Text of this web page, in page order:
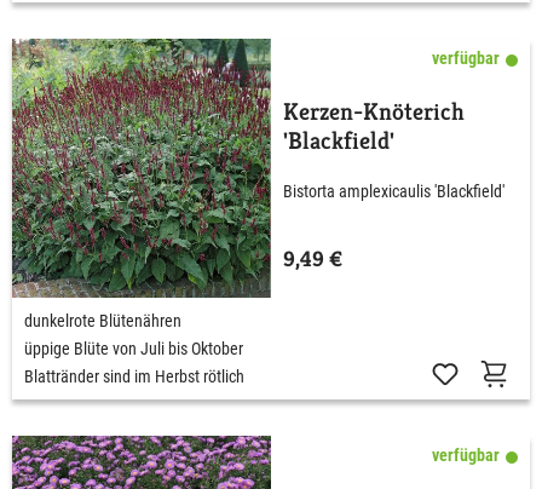
verfügbar
Kerzen-Knöterich
'Blackfield'
Bistorta amplexicaulis 'Blackfield'
9,49 €
dunkelrote Blütenähren
üppige Blüte von Juli bis Oktober
Blattränder sind im Herbst rötlich
verfügbar